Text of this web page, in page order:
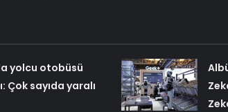
yolcu otobüsü
Çok sayıda yaralı